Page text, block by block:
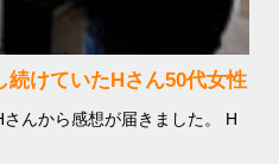
けていたHさん50代女性
んから感想が届きました。 H